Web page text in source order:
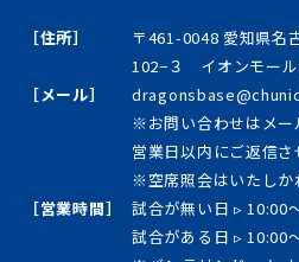
［住所］
〒461-0048 愛知県名
102−３ イオンモー
［メール］
※お問い合わせはメー
営業日以内にご返信さ
※空席照会はいたしか
［営業時間］
試合が無い日 ▹ 10:00
試合がある日 ▹ 10:00